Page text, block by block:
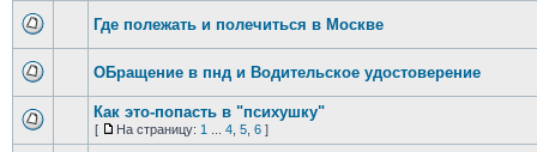
Где полежать и полечиться в Москве
ОБращение в пнд и Водительское удостоверение
Как это-попасть в "психушку"
[ На страницу: 1 4, 5, 6]